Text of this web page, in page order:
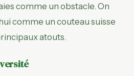
comme un obstacle. On
comme un couteau suisse
atouts.